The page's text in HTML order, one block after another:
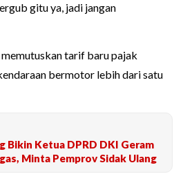
gitu ya, jadi jangan
tarif baru pajak
bermotor lebih dari satu
Bikin Ketua DPRD DKI Geram
Minta Pemprov Sidak Ulang